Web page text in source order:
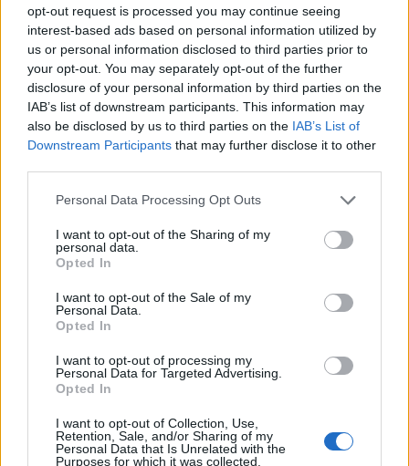
opt-out request is processed you may continue seeing
interest-based ads based on personal information utilized by
us or personal information disclosed to third parties prior to
your opt-out. You may separately opt-out of the further
disclosure of your personal information by third parties on the
IAB’s list of downstream participants. This information may
also be disclosed by us to third parties on the IAB’s List of
Downstream Participants that may further disclose it to other
Personal Data Processing Opt Outs
I want to opt-out of the Sharing of my
personal data.
Opted In
I want to opt-out of the Sale of my
Personal Data.
Opted In
I want to opt-out of processing my
Personal Data for Targeted Advertising.
Opted In
I want to opt-out of Collection, Use,
Retention, Sale, and/or Sharing of my
Personal Data that Is Unrelated with the
Purposes for which it was collected.
Κρατερός Κατσούλης: «Δεν υπάρχει
πολύς χρόνος για προσωπική ζωή»
SHOWBIZ
Ρουμελιώτη: Δεν σταματά να
HOLLYWOOD
προσβολή που του άλλαξε τη ζωή
SHOWBIZ
«Θα κινηθώ νομικά» - Κόλαφος ο
Χρίστος Κούγιας για τα
δημοσιεύματα που αφορούν την
Οι παικταράδες που δεν έγιναν ποτέ οι θρύλοι που
περιμέναμε